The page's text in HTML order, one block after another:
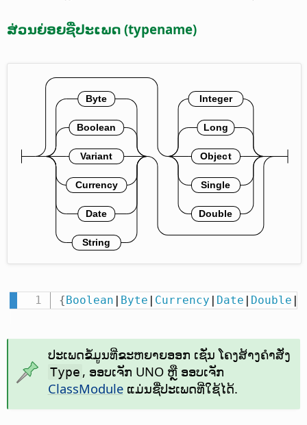
ສ່ວນຍ່ອຍຊື່ປະເພດ (typename)
{ Boolean Byte Currency Date Double
ປະເພດຂໍ້ມູນທີ່ຂະຫຍາຍອອກ ເຊັ່ນ ໂຄງສ້າງຄຳສັ່ງ
Type , ອອບເຈັກ UNO ຫຼື ອອບເຈັກ
ClassModuleແມ່ນຊື່ປະເພດທີ່ໃຊ້ໄດ້.